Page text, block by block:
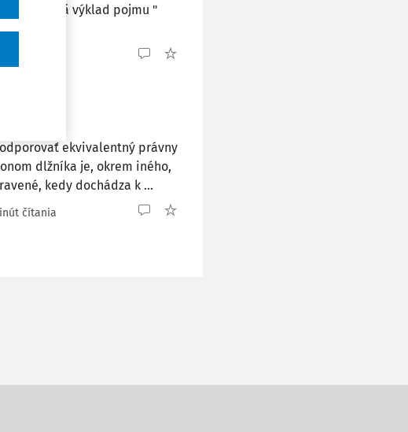
je najmä výklad pojmu "
čítania
ekvivalentný právny
dlžníka je, okrem iného,
kedy dochádza k ...
čítania